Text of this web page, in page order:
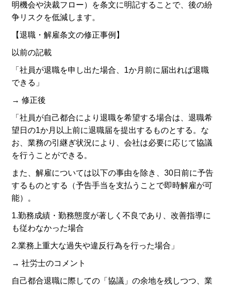
明機会や決裁フロー）を条文に明記することで、後の紛
争リスクを低減します。
【退職・解雇条文の修正事例】
以前の記載
「社員が退職を申し出た場合、1か月前に届出れば退職
できる」
→ 修正後
「社員が自己都合により退職を希望する場合は、退職希
望日の1か月以上前に退職届を提出するものとする。な
お、業務の引継ぎ状況により、会社は必要に応じて協議
を行うことができる。
また、解雇については以下の事由を除き、30日前に予告
するものとする（予告手当を支払うことで即時解雇が可
能）。
1.勤務成績・勤務態度が著しく不良であり、改善指導に
も従わなかった場合
2.業務上重大な過失や違反行為を行った場合」
→ 社労士のコメント
自己都合退職に際しての「協議」の余地を残しつつ、業